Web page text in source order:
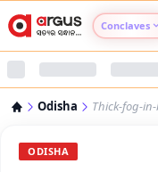
Conclaves
Odisha Thick-fog-
ODISHA